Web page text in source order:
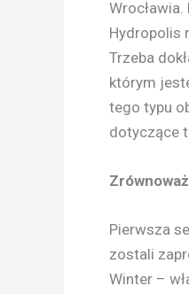
Hydropolis
Trzeba
którym
tego typu
dotyczące
Pierwsza
zostali
Winter –